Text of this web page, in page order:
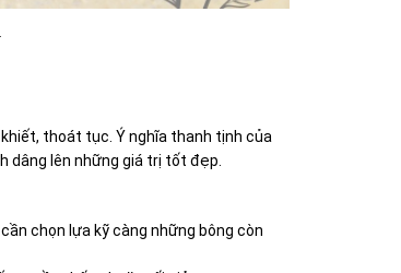
thoát tục. Ý nghĩa thanh tịnh của
dâng lên những giá trị tốt đẹp.
chọn lựa kỹ càng những bông còn